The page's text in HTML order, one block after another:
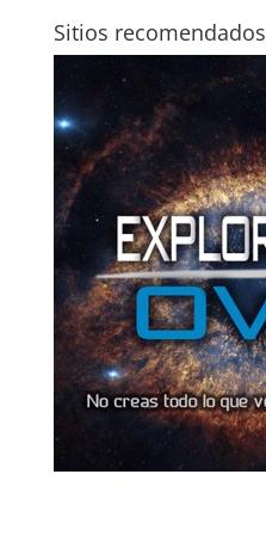
Sitios recomendados